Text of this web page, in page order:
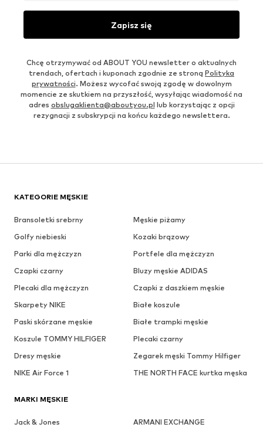
Zapisz się
Chcę otrzymywać od ABOUT YOU newsletter o aktualnych
trendach, ofertach i kuponach zgodnie ze stroną Polityka
prywatności. Możesz wycofać swoją zgodę w dowolnym
momencie ze skutkiem na przyszłość, wysyłając wiadomość na
adres obslugaklienta@aboutyou.pl lub korzystając z opcji
rezygnacji z subskrypcji na końcu każdego newslettera.
KATEGORIE MĘSKIE
Bransoletki srebrny
Męskie piżamy
Golfy niebieski
Kozaki brązowy
Parki dla mężczyzn
Portfele dla mężczyzn
Czapki czarny
Bluzy męskie ADIDAS
Plecaki dla mężczyzn
Czapki z daszkiem męskie
Skarpety NIKE
Białe koszule
Paski skórzane męskie
Białe trampki męskie
Koszule TOMMY HILFIGER
Plecaki czarny
Dresy męskie
Zegarek męski Tommy Hilfiger
NIKE Air Force 1
THE NORTH FACE kurtka męska
MARKI MĘSKIE
Jack & Jones
ARMANI EXCHANGE